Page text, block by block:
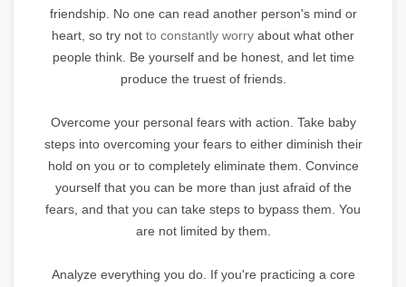
friendship. No one can read another person's mind or
heart, so try not to constantly worry about what other
people think. Be yourself and be honest, and let time
produce the truest of friends.
Overcome your personal fears with action. Take baby
steps into overcoming your fears to either diminish their
hold on you or to completely eliminate them. Convince
yourself that you can be more than just afraid of the
fears, and that you can take steps to bypass them. You
are not limited by them.
Analyze everything you do. If you're practicing a core